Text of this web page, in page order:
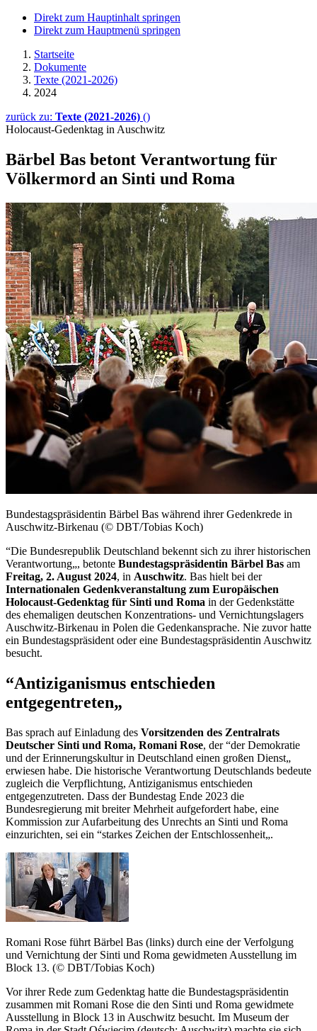
Direkt zum Hauptinhalt springen
Direkt zum Hauptmenü springen
Startseite
Dokumente
Texte (2021-2026)
2024
zurück zu: Texte (2021-2026) ()
Holocaust-Gedenktag in Auschwitz
Bärbel Bas betont Verantwortung für
Völkermord an Sinti und Roma
Bundestagspräsidentin Bärbel Bas während ihrer Gedenkrede in
Auschwitz-Birkenau (© DBT/Tobias Koch)
“Die Bundesrepublik Deutschland bekennt sich zu ihrer historischen
Verantwortung„, betonte Bundestagspräsidentin Bärbel Bas am
Freitag, 2. August 2024, in Auschwitz. Bas hielt bei der
Internationalen Gedenkveranstaltung zum Europäischen
Holocaust-Gedenktag für Sinti und Roma in der Gedenkstätte
des ehemaligen deutschen Konzentrations- und Vernichtungslagers
Auschwitz-Birkenau in Polen die Gedenkansprache. Nie zuvor hatte
ein Bundestagspräsident oder eine Bundestagspräsidentin Auschwitz
besucht.
“Antiziganismus entschieden
entgegentreten„
Bas sprach auf Einladung des Vorsitzenden des Zentralrats
Deutscher Sinti und Roma, Romani Rose, der “der Demokratie
und der Erinnerungskultur in Deutschland einen großen Dienst„
erwiesen habe. Die historische Verantwortung Deutschlands bedeute
zugleich die Verpflichtung, Antiziganismus entschieden
entgegenzutreten. Dass der Bundestag Ende 2023 die
Bundesregierung mit breiter Mehrheit aufgefordert habe, eine
Kommission zur Aufarbeitung des Unrechts an Sinti und Roma
einzurichten, sei ein “starkes Zeichen der Entschlossenheit„.
Romani Rose führt Bärbel Bas (links) durch eine der Verfolgung
und Vernichtung der Sinti und Roma gewidmeten Ausstellung im
Block 13. (© DBT/Tobias Koch)
Vor ihrer Rede zum Gedenktag hatte die Bundestagspräsidentin
zusammen mit Romani Rose die den Sinti und Roma gewidmete
Ausstellung in Block 13 in Auschwitz besucht. Im Museum der